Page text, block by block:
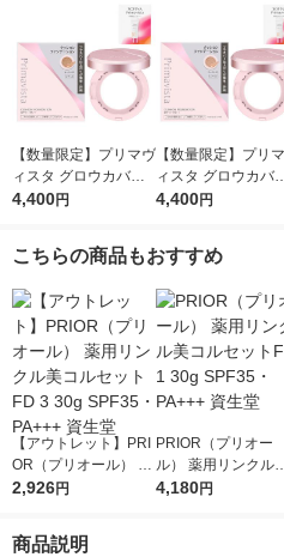
【数量限定】プリマヴ
ィスタ グロウカバー
クッション オークル
4,400円
【数量限定】プリ
ィスタ グロウカバ
クッション オークル
4,400円
こちらの商品もおすすめ
【アウトレット】PRI
OR（プリオール） 薬
用リンクル美コルセッ
2,926円
PRIOR（プリオー
ル） 薬用リンクル
コルセットFD 1 30g
4,180円
商品説明